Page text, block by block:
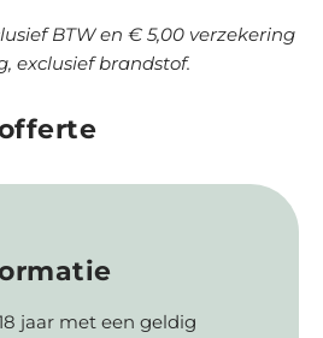
jaar met een geldig
BTW en € 5,00 verzekering
exclusief brandstof.